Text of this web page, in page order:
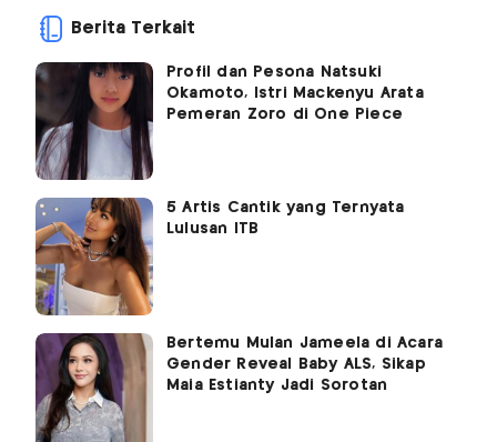
Berita Terkait
Profil dan Pesona Natsuki
Okamoto, Istri Mackenyu Arata
Pemeran Zoro di One Piece
5 Artis Cantik yang Ternyata
Lulusan ITB
Bertemu Mulan Jameela di Acara
Gender Reveal Baby ALS, Sikap
Maia Estianty Jadi Sorotan